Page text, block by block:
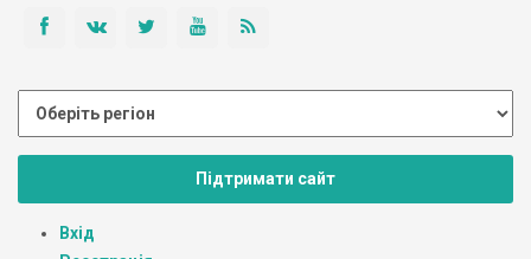
Підтримати сайт
Вхід